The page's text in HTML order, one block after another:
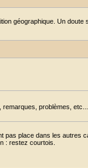
géographique. Un doute
problèmes,
pas place dans les autres
: restez courtois.